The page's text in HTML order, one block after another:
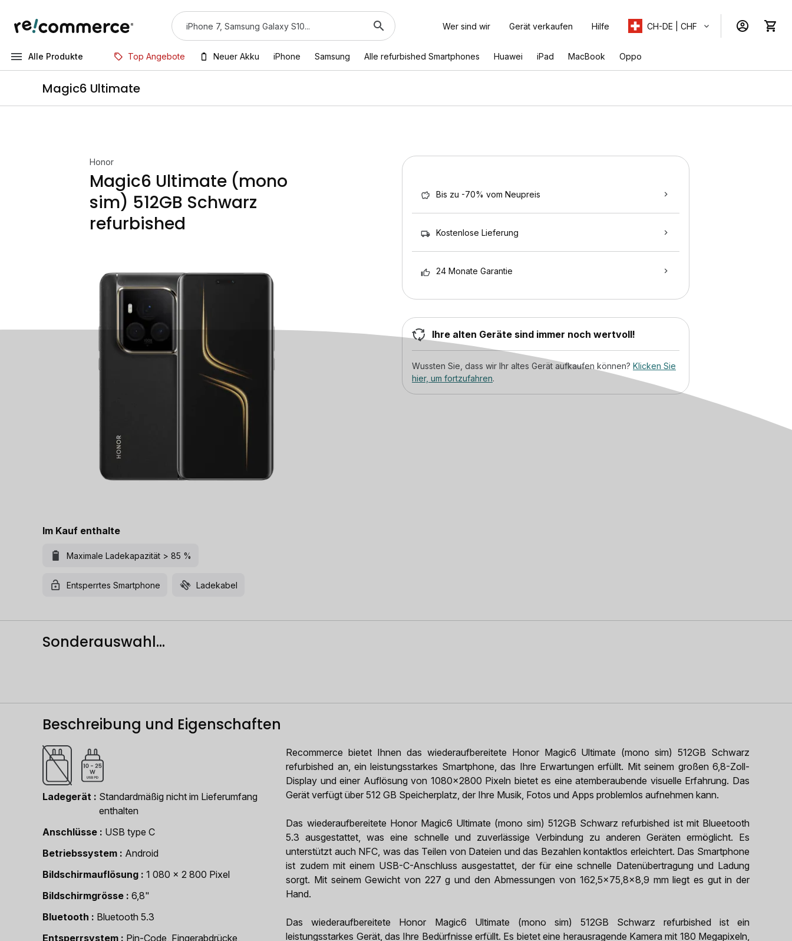
Wer sind wir Gerät verkaufen Hilfe CH-DE | CHF
Alle Produkte Top Angebote Neuer Akku iPhone Samsung Alle refurbished Smartphones Huawei iPad MacBook Oppo
Magic6 Ultimate
Honor
Magic6 Ultimate (mono
sim) 512GB Schwarz
refurbished
Im Kauf enthalte
Maximale Ladekapazität > 85 %
Entsperrtes Smartphone Ladekabel
Bis zu -70% vom Neupreis
Kostenlose Lieferung
24 Monate Garantie
Ihre alten Geräte sind immer noch wertvoll!
Wussten Sie, dass wir Ihr altes Gerät aufkaufen können? Klicken Sie
hier, um fortzufahren.
Sonderauswahl...
Beschreibung und Eigenschaften
Ladegerät
Standardmäßig nicht im Lieferumfang
enthalten
Anschlüsse
USB type C
Betriebssystem
Android
Bildschirmauflösung
1 080 x 2 800 Pixel
Bildschirmgrösse
6,8"
Bluetooth
Bluetooth 5.3
Entsperrsystem
Pin-Code, Fingerabdrücke,
Recommerce bietet Ihnen das wiederaufbereitete Honor Magic6 Ultimate (mono sim) 512GB Schwarz
refurbished an, ein leistungsstarkes Smartphone, das Ihre Erwartungen erfüllt. Mit seinem großen 6,8-Zoll-
Display und einer Auflösung von 1080x2800 Pixeln bietet es eine atemberaubende visuelle Erfahrung. Das
Gerät verfügt über 512 GB Speicherplatz, der Ihre Musik, Fotos und Apps problemlos aufnehmen kann.
Das wiederaufbereitete Honor Magic6 Ultimate (mono sim) 512GB Schwarz refurbished ist mit Blueetooth
5.3 ausgestattet, was eine schnelle und zuverlässige Verbindung zu anderen Geräten ermöglicht. Es
unterstützt auch NFC, was das Teilen von Dateien und das Bezahlen kontaktlos erleichtert. Das Smartphone
ist zudem mit einem USB-C-Anschluss ausgestattet, der für eine schnelle Datenübertragung und Ladung
sorgt. Mit seinem Gewicht von 227 g und den Abmessungen von 162,5x75,8x8,9 mm liegt es gut in der
Hand.
Das wiederaufbereitete Honor Magic6 Ultimate (mono sim) 512GB Schwarz refurbished ist ein
leistungsstarkes Gerät, das Ihre Bedürfnisse erfüllt. Es bietet eine herausragende Kamera mit 180 Megapixeln,